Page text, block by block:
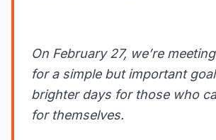
On February 27, we’re
for a simple but important
brighter days for those who
for themselves.